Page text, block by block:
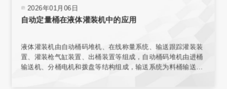
2026年01月06日
自动定量桶在液体灌装机中的应用
液体灌装机由自动桶码堆机、在线称量系统、输送跟踪灌装装
置、灌装枪气缸装置、出桶装置等组成，自动桶码堆机由进桶
输送机、分桶电机和拨盘等结构组成，输送系统为料桶输送增